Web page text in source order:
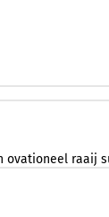
ovationeel raaij